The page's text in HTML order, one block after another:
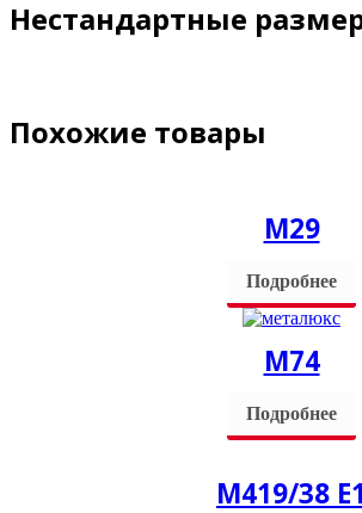
Нестандартные
Похожие товары
M29
Подробнее
М74
Подробнее
M419/38 Е1